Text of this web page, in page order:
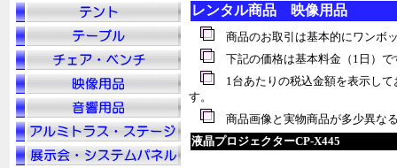
レンタル商品 映像用品
商品のお取引は基本的にワンボ
下記の価格は基本料金（1日）
1台あたりの税込金額を表示して
す。
商品画像と実物商品が多少異な
液晶プロジェクターCP-X445